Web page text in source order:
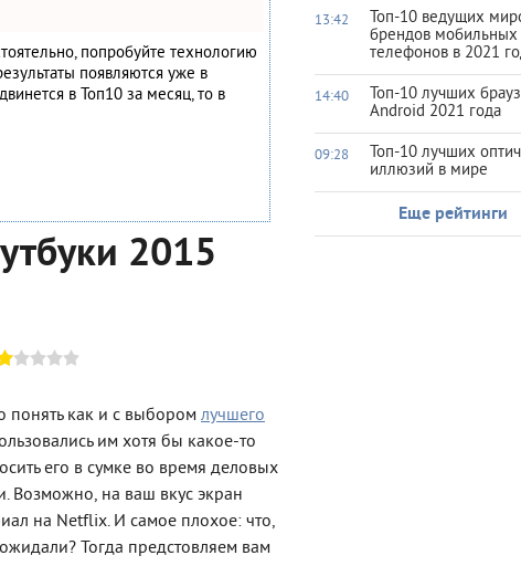
попробуйте технологию
появляются уже в
в Топ10 за месяц, то в
2015
понять как и с выбором лучшего
им хотя бы какое-то
его в сумке во время деловых
Возможно, на ваш вкус экран
на Netflix. И самое плохое: что,
Тогда предстовляем вам
13:42
Топ-10 ведущих
брендов мобильных
телефонов в 2021
14:40
Топ-10 лучших
Android 2021 года
09:28
Топ-10 лучших
иллюзий в мире
Еще рейтинги